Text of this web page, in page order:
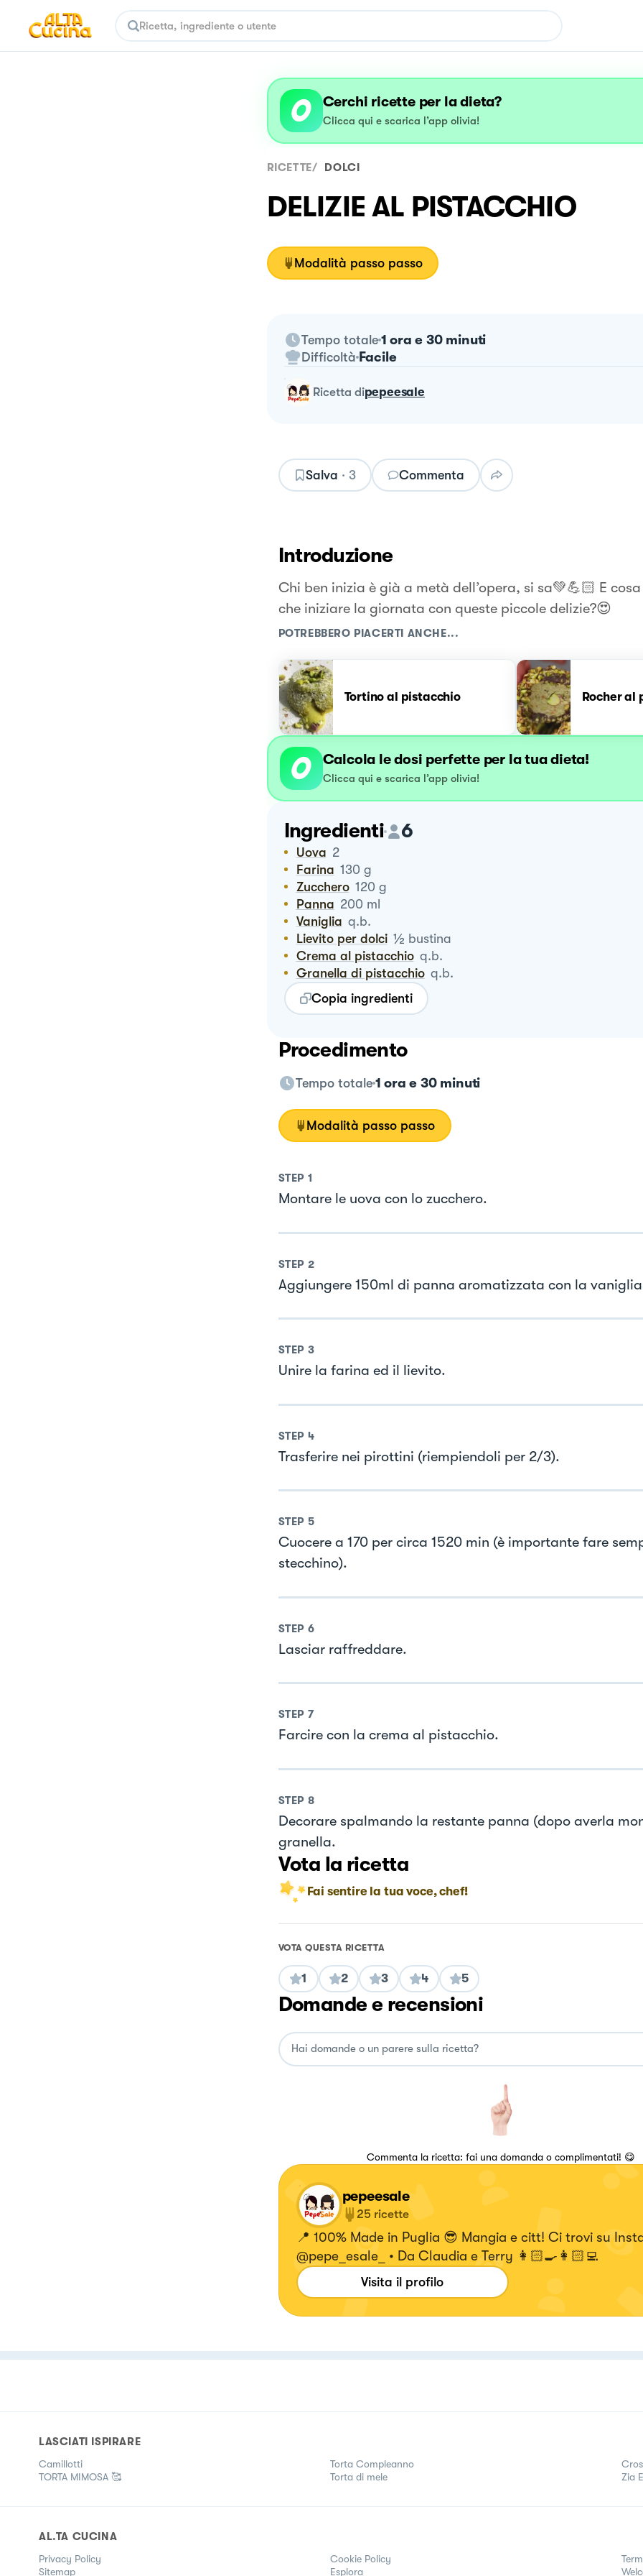
Cerchi ricette per la dieta?
Clicca qui e scarica l’app olivia!
RICETTE/ DOLCI
DELIZIE AL PISTACCHIO
Modalità passo passo
Tempo totale 1 ora e 30 minuti
Difficoltà Facile
ricetta dipepeesale
Salva · 3 Commenta
Introduzione
Chi ben inizia è già a metà dell’opera, si sa💚💪🏻 E cosa
che iniziare la giornata con queste piccole delizie?😍
POTREBBERO PIACERTI ANCHE...
Tortino al pistacchio Rocher al
Calcola le dosi perfette per la tua dieta!
Clicca qui e scarica l’app olivia!
Ingredienti 6
Uova 2
Farina 130 g
Zucchero 120 g
Panna 200 ml
Vaniglia q.b.
Lievito per dolci ½ bustina
Crema al pistacchio q.b.
Granella di pistacchio q.b.
Copia ingredienti
Procedimento
Tempo totale 1 ora e 30 minuti
Modalità passo passo
STEP 1
Montare le uova con lo zucchero.
STEP 2
Aggiungere 150ml di panna aromatizzata con la
STEP 3
Unire la farina ed il lievito.
STEP 4
Trasferire nei pirottini (riempiendoli per 2/3).
STEP 5
Cuocere a 170 per circa 1520 min (è importante fare
stecchino).
STEP 6
Lasciar raffreddare.
STEP 7
Farcire con la crema al pistacchio.
STEP 8
Decorare spalmando la restante panna (dopo averla
granella.
Vota la ricetta
Fai sentire la tua voce, chef!
VOTA QUESTA RICETTA
1 2 3 4 5
Domande e recensioni
Commenta la ricetta: fai una domanda o complimentati! 😋
pepeesale
25 ricette
📍 100% Made in Puglia 😎 Mangia e citt! Ci trovi su
@pepe_esale_ • Da Claudia e Terry 👩🏻‍🍳👩🏻‍💻
Visita il profilo
LASCIATI ISPIRARE
Camillotti
TORTA MIMOSA 🥰
Torta Compleanno
Torta di mele
Zia
AL.TA CUCINA
Privacy Policy Cookie Policy
Sitemap
Esplora